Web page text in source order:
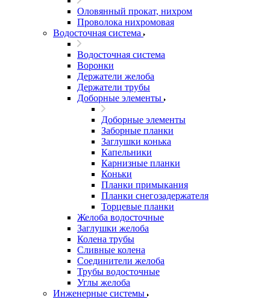
Оловянный прокат, нихром
Проволока нихромовая
Водосточная система
Водосточная система
Воронки
Держатели желоба
Держатели трубы
Доборные элементы
Доборные элементы
Заборные планки
Заглушки конька
Капельники
Карнизные планки
Коньки
Планки примыкания
Планки снегозадержателя
Торцевые планки
Желоба водосточные
Заглушки желоба
Колена трубы
Сливные колена
Соединители желоба
Трубы водосточные
Углы желоба
Инженерные системы